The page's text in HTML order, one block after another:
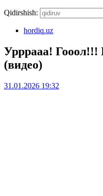
Qidirshish:
hordiq.uz
Урррааа!
(видео)
31.01.2026 19:32